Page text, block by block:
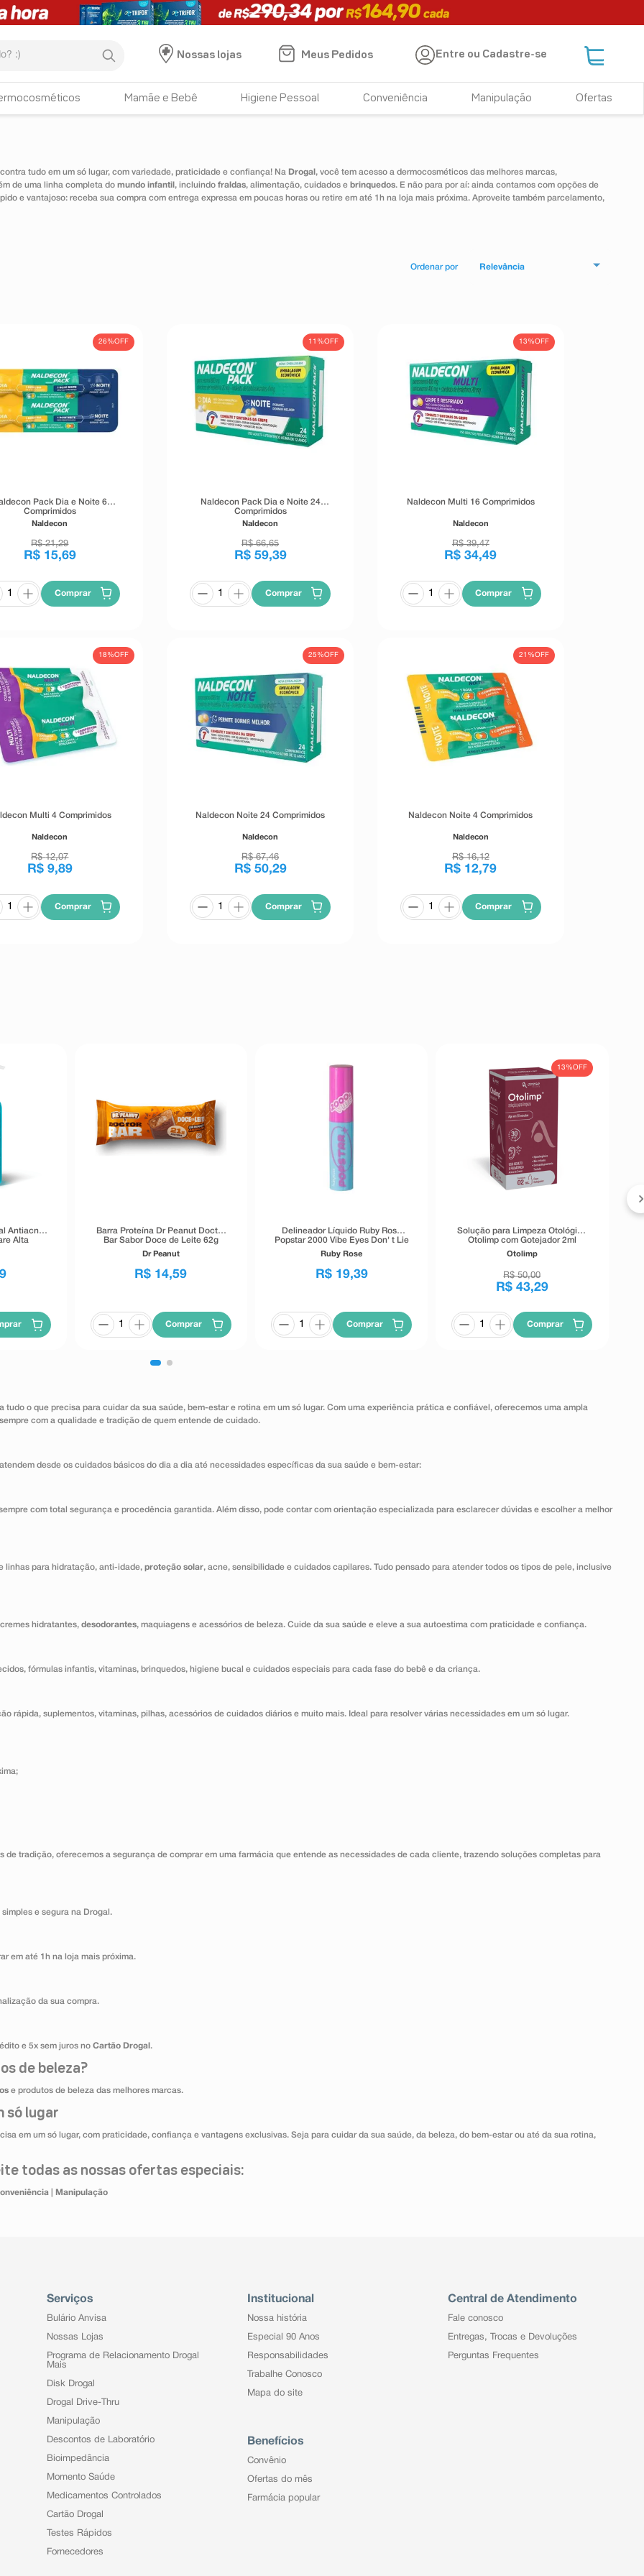
HISTÓRICO DE BUSCAS
Nossas lojas Meus Pedidos Entre ou Cadastre-se
Mamãe e Bebê Higiene Pessoal Conveniência Manipulação Ofertas
tudo em um só lugar, com variedade, praticidade e confiança! Na Drogal , você tem acesso a dermocosméticos das melhores marcas,
de uma linha completa do mundo infantil , incluindo fraldas, alimentação, cuidados e brinquedos. E não para por aí: ainda contamos com opções de
e vantajoso: receba sua compra com entrega expressa em poucas horas ou retire em até 1h na loja mais próxima. Aproveite também parcelamento,
Relevância
26%OFF
Pack Dia e Noite 6
Comprimidos
Naldecon
R$ 21,29
R$ 15,69
Comprar
11%OFF
Naldecon Pack Dia e Noite 24
Comprimidos
Naldecon
R$ 66,65
R$ 59,39
Comprar
13%OFF
Naldecon Multi 16 Comprimidos
Naldecon
R$ 39,47
R$ 34,49
Comprar
18%OFF
Multi 4 Comprimidos
Naldecon
R$ 12,07
R$ 9,89
Comprar
25%OFF
Naldecon Noite 24 Comprimidos
Naldecon
R$ 67,46
R$ 50,29
Comprar
21%OFF
Naldecon Noite 4 Comprimidos
Naldecon
R$ 16,12
R$ 12,79
Comprar
Antiacne
Alta
Barra Proteína Dr Peanut Doctor
Bar Sabor Doce de Leite 62g
Dr Peanut
R$ 14,59
Comprar
Delineador Líquido Ruby Rose
Popstar 2000 Vibe Eyes Don' t Lie
Preto 5,5g
Ruby Rose
R$ 19,39
Comprar
13%OFF
Solução para Limpeza Otológica
Otolimp com Gotejador 2ml
Otolimp
R$ 50,00
R$ 43,29
Comprar
o que precisa para cuidar da sua saúde, bem-estar e rotina em um só lugar. Com uma experiência prática e confiável, oferecemos uma ampla
com a qualidade e tradição de quem entende de cuidado.
desde os cuidados básicos do dia a dia até necessidades específicas da sua saúde e bem-estar:
com total segurança e procedência garantida. Além disso, pode contar com orientação especializada para esclarecer dúvidas e escolher a melhor
linhas para hidratação, anti-idade, proteção solar, acne, sensibilidade e cuidados capilares. Tudo pensado para atender todos os tipos de pele, inclusive
cremes hidratantes, desodorantes, maquiagens e acessórios de beleza. Cuide da sua saúde e eleve a sua autoestima com praticidade e confiança.
fórmulas infantis, vitaminas, brinquedos, higiene bucal e cuidados especiais para cada fase do bebê e da criança.
rápida, suplementos, vitaminas, pilhas, acessórios de cuidados diários e muito mais. Ideal para resolver várias necessidades em um só lugar.
tradição, oferecemos a segurança de comprar em uma farmácia que entende as necessidades de cada cliente, trazendo soluções completas para
e segura na Drogal.
em até 1h na loja mais próxima.
da sua compra.
e 5x sem juros no Cartão Drogal .
de beleza?
e produtos de beleza das melhores marcas.
só lugar
em um só lugar, com praticidade, confiança e vantagens exclusivas. Seja para cuidar da sua saúde, da beleza, do bem-estar ou até da sua rotina,
todas as nossas ofertas especiais:
Manipulação
Serviços
Bulário Anvisa
Nossas Lojas
Programa de Relacionamento Drogal
Mais
Disk Drogal
Drogal Drive-Thru
Manipulação
Descontos de Laboratório
Bioimpedância
Momento Saúde
Medicamentos Controlados
Cartão Drogal
Testes Rápidos
Fornecedores
Institucional
Nossa história
Especial 90 Anos
Responsabilidades
Trabalhe Conosco
Mapa do site
Benefícios
Convênio
Ofertas do mês
Farmácia popular
Central de Atendimento
Fale conosco
Entregas, Trocas e Devoluções
Perguntas Frequentes